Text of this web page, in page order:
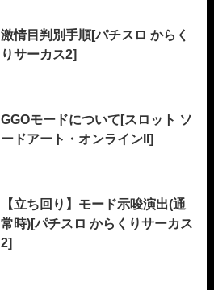
激情目判別手順[パチスロ からく
りサーカス2]
GGOモードについて[スロット ソ
ードアート・オンラインII]
【立ち回り】モード示唆演出(通
常時)[パチスロ からくりサーカス
2]